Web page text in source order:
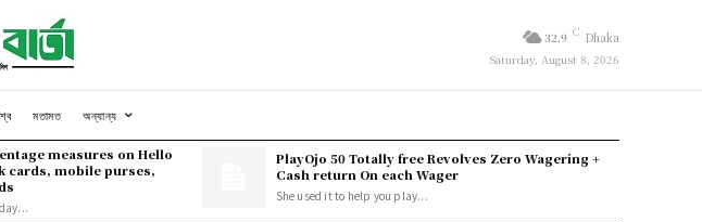
32.9 C Dhaka
Saturday, August 8, 2026
মতামত অন্যান্য
measures on Hello
cards, mobile purses,
PlayOjo 50 Totally free Revolves Zero Wagering +
Cash return On each Wager
She used it to help you play...